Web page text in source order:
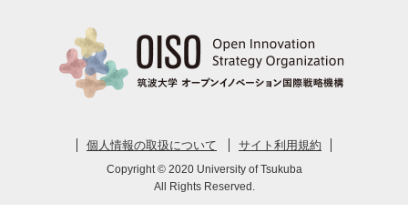
個人情報の取扱について サイト利用規約
Copyright © 2020 University of Tsukuba
All Rights Reserved.